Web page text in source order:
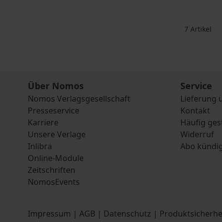
7 Artikel
Über Nomos
Nomos Verlagsgesellschaft
Presseservice
Karriere
Unsere Verlage
Inlibra
Online-Module
Zeitschriften
NomosEvents
Service
Lieferung
Kontakt
Häufig
Widerruf
Abo
Impressum | AGB | Datenschutz |